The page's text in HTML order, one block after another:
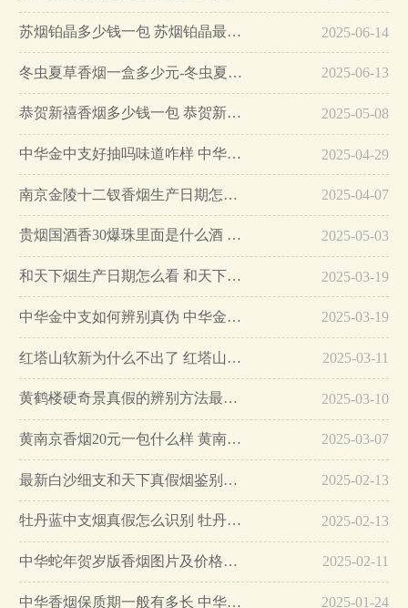
苏烟铂晶多少钱一包 苏烟铂晶最新价格… 2025-06-14
冬虫夏草香烟一盒多少元-冬虫夏草香烟一盒多少元2025最新价格… 2025-06-13
恭贺新禧香烟多少钱一包 恭贺新禧香烟价格表和图片… 2025-05-08
中华金中支好抽吗味道咋样 中华金中支口感特点介绍… 2025-04-29
南京金陵十二钗香烟生产日期怎么看 南京金陵十二钗香烟保质期… 2025-04-07
贵烟国酒香30爆珠里面是什么酒 贵烟国酒香30怎么辨别真假… 2025-05-03
和天下烟生产日期怎么看 和天下烟真假辨别方法六个方面… 2025-03-19
中华金中支如何辨别真伪 中华金中支真假烟鉴别方法… 2025-03-19
红塔山软新为什么不出了 红塔山软新烟停售原因详解… 2025-03-11
黄鹤楼硬奇景真假的辨别方法最简单版… 2025-03-10
黄南京香烟20元一包什么样 黄南京香烟真假鉴别… 2025-03-07
最新白沙细支和天下真假烟鉴别指南… 2025-02-13
牡丹蓝中支烟真假怎么识别 牡丹蓝中支烟真假鉴别带图… 2025-02-13
中华蛇年贺岁版香烟图片及价格大全… 2025-02-11
中华香烟保质期一般有多长 中华香烟保质期在哪里看的… 2025-01-24